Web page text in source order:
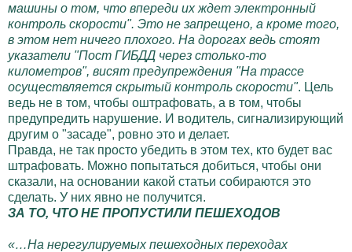
машины о том, что впереди их ждет электронный
контроль скорости". Это не запрещено, а кроме того,
в этом нет ничего плохого. На дорогах ведь стоят
указатели "Пост ГИБДД через столько-то
километров", висят предупреждения "На трассе
осуществляется скрытый контроль скорости". Цель
ведь не в том, чтобы оштрафовать, а в том, чтобы
предупредить нарушение. И водитель, сигнализирующий
другим о "засаде", ровно это и делает.
Правда, не так просто убедить в этом тех, кто будет вас
штрафовать. Можно попытаться добиться, чтобы они
сказали, на основании какой статьи собираются это
сделать. У них явно не получится.
ЗА ТО, ЧТО НЕ ПРОПУСТИЛИ ПЕШЕХОДОВ
«…На нерегулируемых пешеходных переходах